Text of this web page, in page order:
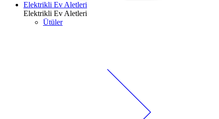
Elektrikli Ev Aletleri
Elektrikli Ev Aletleri
Ütüler